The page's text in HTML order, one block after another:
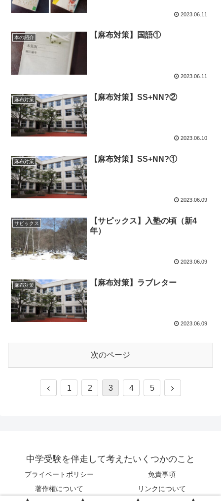
2023.06.11
本の紹介 【麻布対策】国語①
2023.06.11
麻布対策 【麻布対策】SS+NN?②
2023.06.10
麻布対策 【麻布対策】SS+NN?①
2023.06.09
サピックス
【サピックス】入塾の頃（新4
年）
2023.06.09
麻布対策 【麻布対策】ラブレター
2023.06.09
次のページ
前
1 2 3 4 5
次
中学受験を伴走して考えたいくつかのこと
プライベートポリシー
免責事項
著作権について
リンクについて